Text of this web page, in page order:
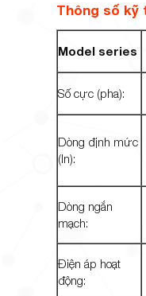
Thông số kỹ
Model series
Số cực (pha):
Dòng định mức
(In):
Dòng ngắn
mạch:
Điện áp hoạt
động: